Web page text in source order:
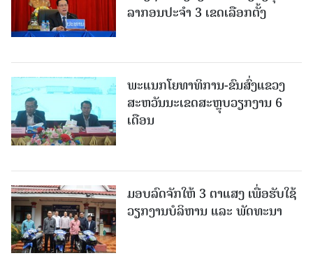
ລາກອນປະຈໍາ 3 ເຂດເລືອກຕັ້ງ
ພະແນກໂຍທາທິການ-ຂົນສົ່ງແຂວງ
ສະຫວັນນະເຂດສະຫຼຸບວຽກງານ 6
ເດືອນ
ມອບລົດຈັກໃຫ້ 3 ຕາແສງ ເພື່ອຮັບໃຊ້
ວຽກງານບໍລິຫານ ແລະ ພັດທະນາ